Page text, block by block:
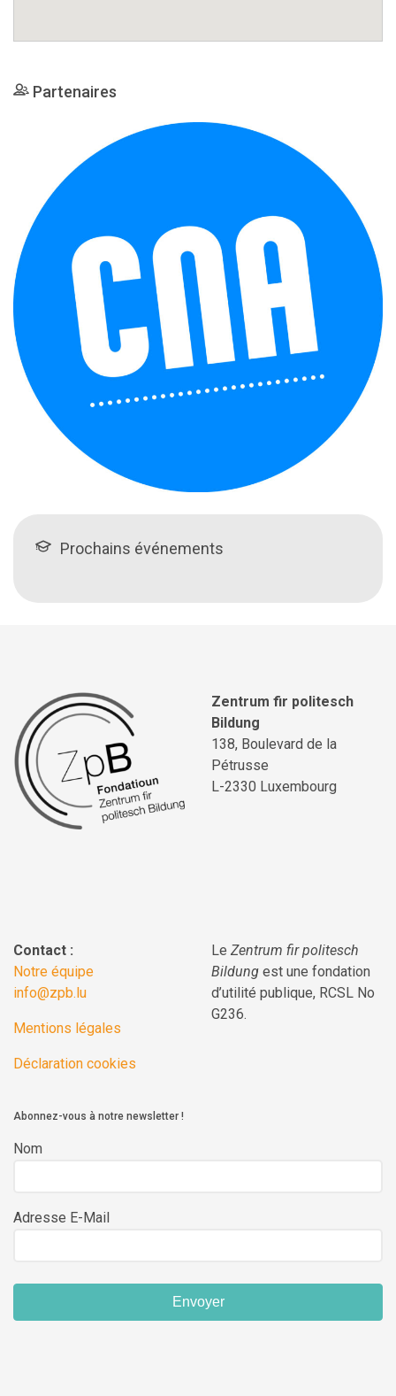
Partenaires
Prochains événements
Zentrum fir politesch
Bildung
138, Boulevard de la
Pétrusse
L-2330 Luxembourg
Contact :
Notre équipe
info@zpb.lu
Mentions légales
Déclaration cookies
Le Zentrum fir politesch
Bildung est une fondation
d’utilité publique, RCSL No
G236.
Abonnez-vous à notre newsletter !
Nom
Adresse E-Mail
Envoyer